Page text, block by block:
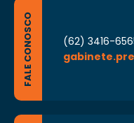
FALE CONOSCO
(62) 3416-